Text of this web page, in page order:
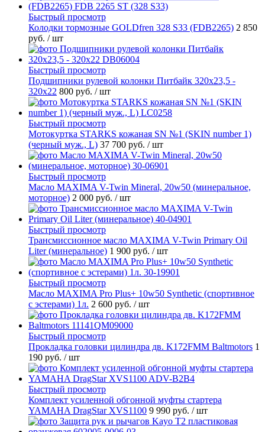
Быстрый просмотр
Колодки тормозные GOLDfren 328 S33 (FDB2265) 2 850
руб. / шт
Быстрый просмотр
Подшипники рулевой колонки Питбайк 320x23,5 -
320x22 800 руб. / шт
Быстрый просмотр
Мотокуртка STARKS кожаная SN №1 (SKIN number 1)
(черный муж., L) 37 700 руб. / шт
Быстрый просмотр
Масло MAXIMA V-Twin Mineral, 20w50 (минеральное,
моторное) 2 000 руб. / шт
Быстрый просмотр
Трансмиссионное масло MAXIMA V-Twin Primary Oil
Liter (минеральное) 1 900 руб. / шт
Быстрый просмотр
Масло MAXIMA Pro Plus+ 10w50 Synthetic (спортивное
с эстерами) 1л. 2 600 руб. / шт
Быстрый просмотр
Прокладка головки цилиндра дв. K172FMM Baltmotors 1
190 руб. / шт
Быстрый просмотр
Комплект усиленной обгонной муфты стартера
YAMAHA DragStar XVS1100 9 990 руб. / шт